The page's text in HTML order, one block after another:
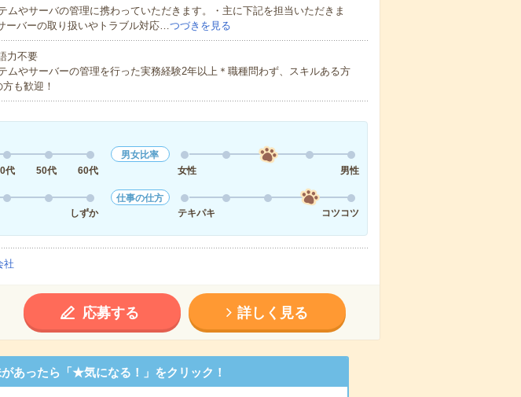
ムやサーバの管理に携わっていただきます。・主に下記を担当いただきま
バーの取り扱いやトラブル対応…つづきを見る
力不要
ムやサーバーの管理を行った実務経験2年以上＊職種問わず、スキルある方
も歓迎！
代 50代 60代
男女比率
女性
男性
しずか
仕事の仕方
テキパキ
コツコツ
社
応募する 詳しく見る
あったら「★気になる！」をクリック！